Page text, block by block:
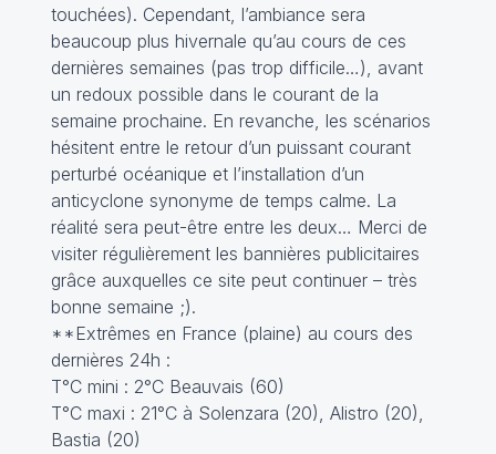
touchées). Cependant, l’ambiance sera
beaucoup plus hivernale qu’au cours de ces
dernières semaines (pas trop difficile…), avant
un redoux possible dans le courant de la
semaine prochaine. En revanche, les scénarios
hésitent entre le retour d’un puissant courant
perturbé océanique et l’installation d’un
anticyclone synonyme de temps calme. La
réalité sera peut-être entre les deux… Merci de
visiter régulièrement les bannières publicitaires
grâce auxquelles ce site peut continuer – très
bonne semaine ;).
**Extrêmes en France (plaine) au cours des
dernières 24h :
T°C mini : 2°C Beauvais (60)
T°C maxi : 21°C à Solenzara (20), Alistro (20),
Bastia (20)